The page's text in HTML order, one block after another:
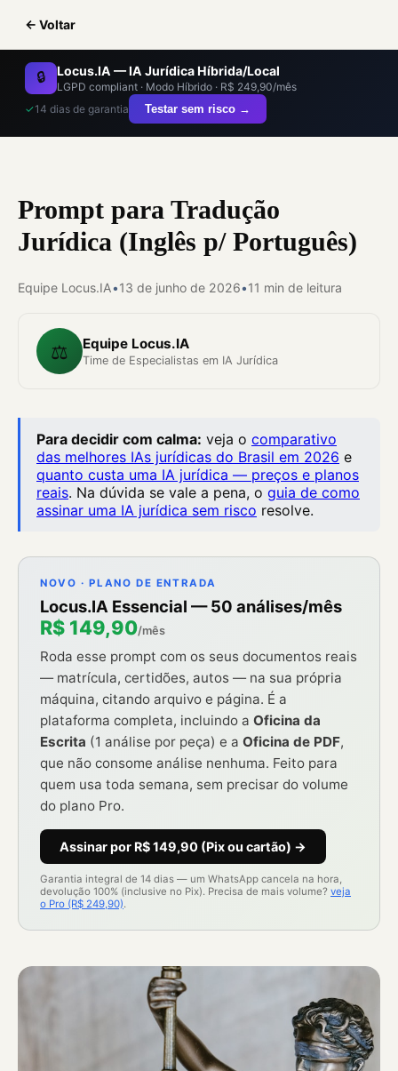
← Voltar
🔒 Locus.IA — IA Jurídica Híbrida/Local
LGPD compliant · Modo Híbrido · R$ 249,90/mês
✓14 dias de garantia Testar sem risco →
Prompt para Tradução
Jurídica (Inglês p/ Português)
Equipe Locus.IA•13 de junho de 2026•11 min de leitura
⚖️ Equipe Locus.IA
Time de Especialistas em IA Jurídica
Para decidir com calma: veja o comparativo
das melhores IAs jurídicas do Brasil em 2026 e
quanto custa uma IA jurídica — preços e planos
reais. Na dúvida se vale a pena, o guia de como
assinar uma IA jurídica sem risco resolve.
NOVO · PLANO DE ENTRADA
Locus.IA Essencial — 50 análises/mês
R$ 149,90/mês
Roda esse prompt com os seus documentos reais
— matrícula, certidões, autos — na sua própria
máquina, citando arquivo e página. É a
plataforma completa, incluindo a Oficina da
Escrita (1 análise por peça) e a Oficina de PDF,
que não consome análise nenhuma. Feito para
quem usa toda semana, sem precisar do volume
do plano Pro.
Assinar por R$ 149,90 (Pix ou cartão) →
Garantia integral de 14 dias — um WhatsApp cancela na hora,
devolução 100% (inclusive no Pix). Precisa de mais volume? veja
o Pro (R$ 249,90).